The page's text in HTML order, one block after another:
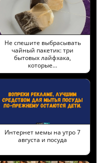
Не спешите выбрасывать
чайный пакетик: три
бытовых лайфхака,
которые…
Интернет мемы на утро 7
августа и посуда